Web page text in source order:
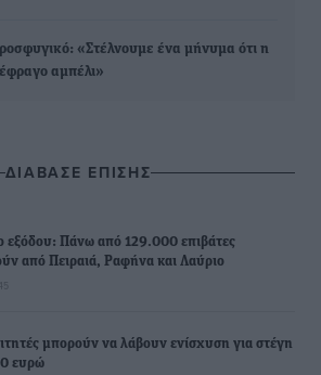
«Στέλνουμε ένα μήνυμα ότι η
αμπέλι»
ΔΙΑΒΑΣΕ ΕΠΙΣΗΣ
εξόδου: Πάνω από 129.000 επιβάτες
από Πειραιά, Ραφήνα και Λαύριο
μπορούν να λάβουν ενίσχυση για στέγη
ευρώ